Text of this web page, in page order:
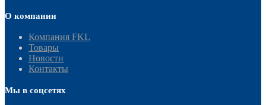
О компании
Компания FKL
Товары
Новости
Контакты
Мы в соцсетях